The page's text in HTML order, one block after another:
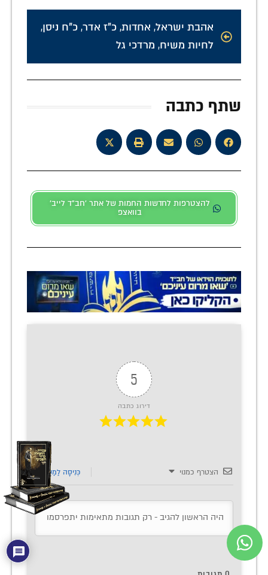
אהבת ישראל, אחדות, כ"ז אדר, כ"ח ניסן,
לחיות משיח, מרדכי גל
שתף כתבה
להצטרפות לחדשות החמות של אתר 'חב"ד לייב'
בוואצפ
5
דירוג כתבה
הצטרף כמנוי כְּנִיסָה לַמַעֲרֶכֶת